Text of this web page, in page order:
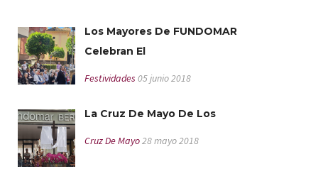
Los Mayores De FUNDOMAR
Celebran El
Festividades 05 junio 2018
La Cruz De Mayo De Los
Cruz De Mayo28 mayo 2018